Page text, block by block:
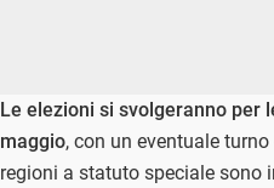
Le elezioni si svolgeranno per
maggio, con un eventuale
regioni a statuto speciale sono